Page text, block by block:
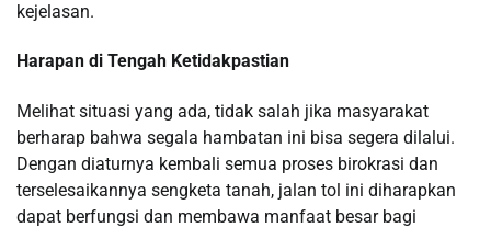
kejelasan.
Harapan di Tengah Ketidakpastian
Melihat situasi yang ada, tidak salah jika masyarakat
berharap bahwa segala hambatan ini bisa segera dilalui.
Dengan diaturnya kembali semua proses birokrasi dan
terselesaikannya sengketa tanah, jalan tol ini diharapkan
dapat berfungsi dan membawa manfaat besar bagi